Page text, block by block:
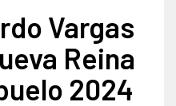
Vargas
Reina
2024